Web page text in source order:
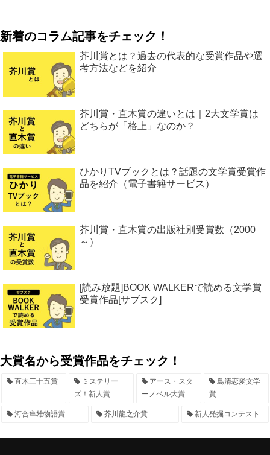
新着のコラム記事をチェック！
芥川賞とは？過去の代表的な受賞作品や選
考方法などを紹介
芥川賞・直木賞の違いとは｜2大文学賞は
どちらが「格上」なのか？
ひかりTVブックとは？話題の文学賞受賞作
品を紹介（電子書籍サービス）
芥川賞・直木賞の出版社別受賞数（2000
～）
[読み放題]BOOK WALKERで読める文学賞
受賞作品[サブスク]
大賞名から受賞作品をチェック！
直木三十五賞
ミステリー
ズ！新人賞
アース・スタ
ーノベル大賞
島清恋愛文学
賞
河合隼雄物語賞 芥川龍之介賞 新人発掘コンテスト